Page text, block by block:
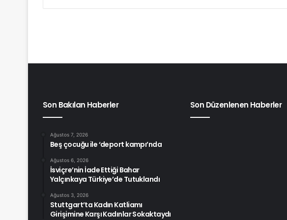
Son Bakılan Haberler
Ağustos 7, 2026
Beş çocuğu ile ‘deport kampı’nda
Ağustos 6, 2026
İsviçre’nin İade Ettiği Bahar
Yalçınkaya Türkiye’de Tutuklandı
Ağustos 3, 2026
Stuttgart’ta Kadın Katliamı
Girişimine Karşı Kadınlar Sokaktaydı
Son Düzenlenen Haberler